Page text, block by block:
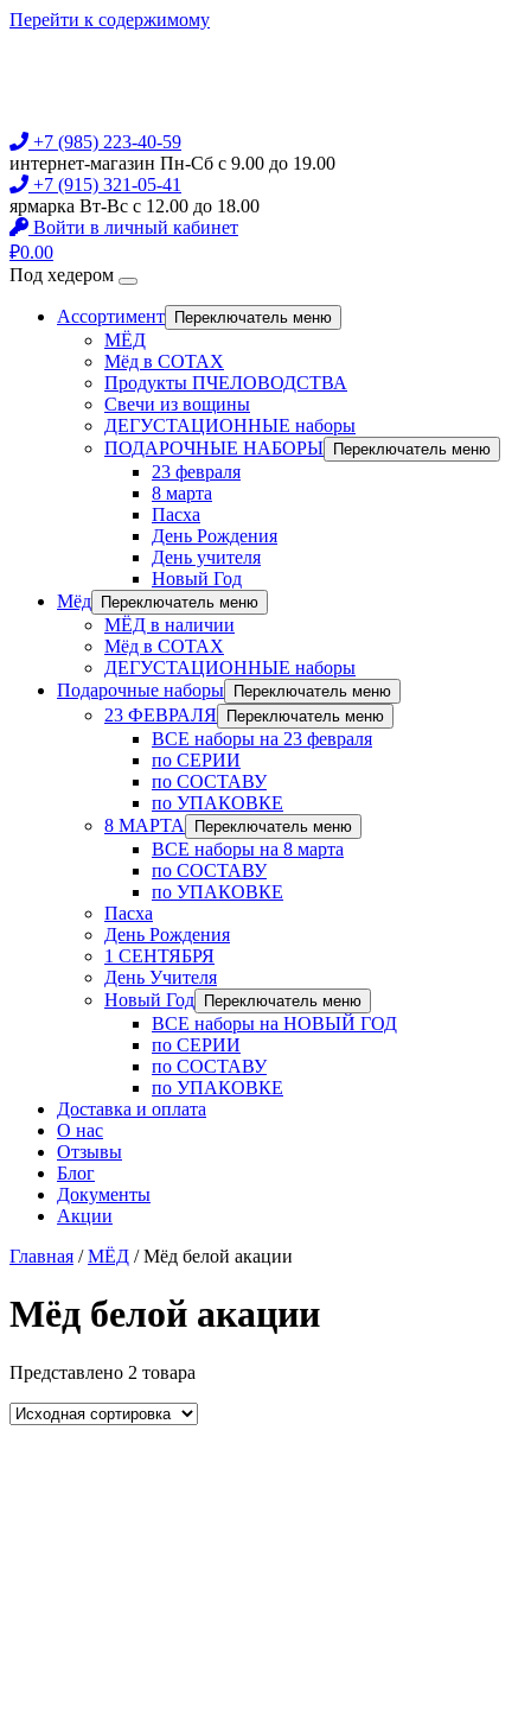
Перейти к содержимому
+7 (985) 223-40-59
интернет-магазин Пн-Сб с 9.00 до 19.00
+7 (915) 321-05-41
ярмарка Вт-Вс с 12.00 до 18.00
Войти в личный кабинет
₽0.00
Под хедером
Ассортимент Переключатель меню
МЁД
Мёд в СОТАХ
Продукты ПЧЕЛОВОДСТВА
Свечи из вощины
ДЕГУСТАЦИОННЫЕ наборы
ПОДАРОЧНЫЕ НАБОРЫ
Переключатель меню
23 февраля
8 марта
Пасха
День Рождения
День учителя
Новый Год
Мёд
Переключатель меню
МЁД в наличии
Мёд в СОТАХ
ДЕГУСТАЦИОННЫЕ наборы
Подарочные наборы
Переключатель меню
23 ФЕВРАЛЯ Переключатель меню
ВСЕ наборы на 23 февраля
по СЕРИИ
по СОСТАВУ
по УПАКОВКЕ
8 МАРТА
Переключатель меню
ВСЕ наборы на 8 марта
по СОСТАВУ
по УПАКОВКЕ
Пасха
День Рождения
1 СЕНТЯБРЯ
День Учителя
Новый Год
Переключатель меню
ВСЕ наборы на НОВЫЙ ГОД
по СЕРИИ
по СОСТАВУ
по УПАКОВКЕ
Доставка и оплата
О нас
Отзывы
Блог
Документы
Акции
Главная /МЁД / Мёд белой акации
Мёд белой акации
Представлено 2 товара